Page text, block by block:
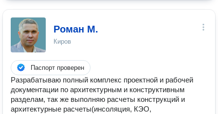
Роман М.
Киров
Паспорт проверен
Разрабатываю полный комплекс проектной и рабочей
документации по архитектурным и конструктивным
разделам, так же выполняю расчеты конструкций и
архитектурные расчеты(инсоляция, КЭО,